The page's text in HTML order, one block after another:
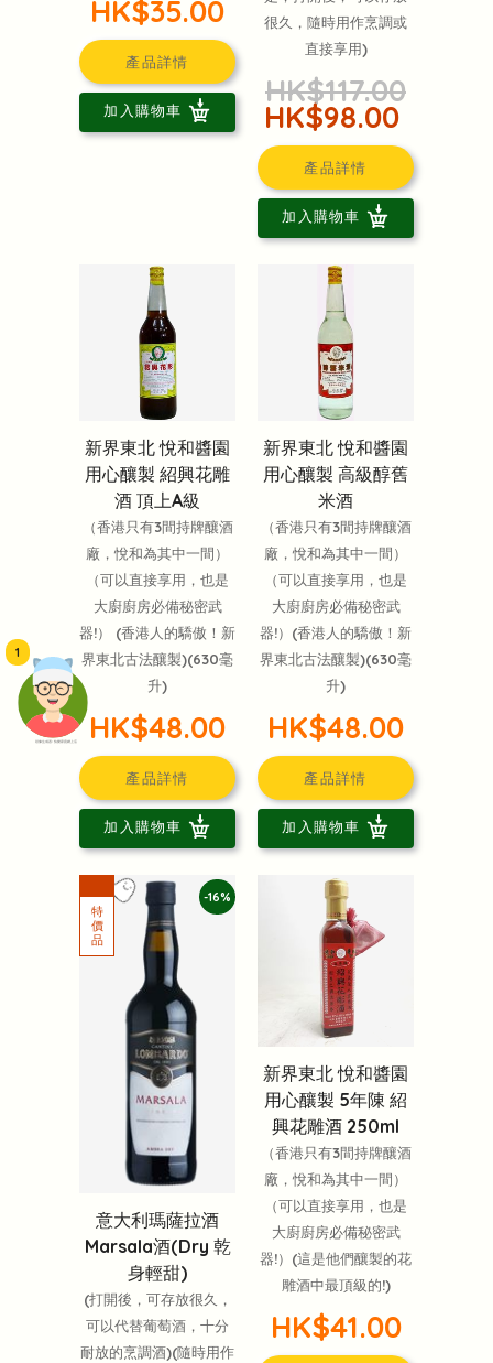
頭像生成器: 快樂家庭網上店
1
HK$35.00
產品詳情
加入購物車
很久，隨時用作烹調或
直接享用)
HK$117.00
HK$98.00
產品詳情
加入購物車
新界東北 悅和醬園
用心釀製 紹興花雕
酒 頂上A級
（香港只有3間持牌釀酒
廠，悅和為其中一間）
（可以直接享用，也是
大廚廚房必備秘密武
器!） (香港人的驕傲！新
界東北古法釀製)(630毫
升)
HK$48.00
產品詳情
加入購物車
新界東北 悅和醬園
用心釀製 高級醇舊
米酒
（香港只有3間持牌釀酒
廠，悅和為其中一間）
（可以直接享用，也是
大廚廚房必備秘密武
器!）(香港人的驕傲！新
界東北古法釀製)(630毫
升)
HK$48.00
產品詳情
加入購物車
-16%
意大利瑪薩拉酒
Marsala酒(Dry 乾
身輕甜)
(打開後，可存放很久，
可以代替葡萄酒，十分
耐放的烹調酒)(隨時用作
新界東北 悅和醬園
用心釀製 5年陳 紹
興花雕酒 250ml
（香港只有3間持牌釀酒
廠，悅和為其中一間）
（可以直接享用，也是
大廚廚房必備秘密武
器!）(這是他們釀製的花
雕酒中最頂級的!)
HK$41.00